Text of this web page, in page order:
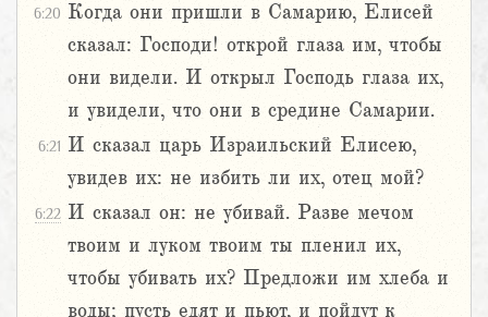
6:20 Когда они пришли в Самарию, Елисей
сказал: Господи! открой глаза им, чтобы
они видели. И открыл Господь глаза их,
и увидели, что они в средине Самарии.
6:21 И сказал царь Израильский Елисею,
увидев их: не избить ли их, отец мой?
6:22 И сказал он: не убивай. Разве мечом
твоим и луком твоим ты пленил их,
чтобы убивать их? Предложи им хлеба и
воды; пусть едят и пьют, и пойдут к